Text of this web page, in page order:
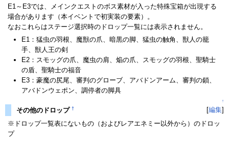
E1～E3では、メインクエストのボス素材が入った特殊宝箱が出現する
場合があります（本イベントで初実装の要素）。
なおこれらはステージ選択時のドロップ一覧には表示されません。
E1：猛虫の羽根、魔獣の爪、暗黒の脚、猛虫の触角、獣人の籠
手、獣人王の剣
E2：スモッグの爪、魔虫の肩、焔の爪、スモッグの羽根、聖騎士
の盾、聖騎士の福音
E3：豪魔の尻尾、審判のグローブ、アバドンアーム、審判の鎖、
アバドンウェポン、調停者の脚具
↑
その他のドロップ † [編集]
※ドロップ一覧表にないもの（およびレアエネミー以外から）のドロッ
プ